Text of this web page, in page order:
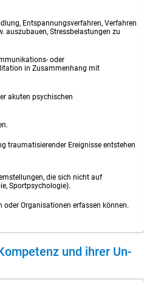
Entspannungsverfahren, Verfahren
auszubauen, Stressbelastungen zu
oder
in Zusammenhang mit
akuten psychischen
traumatisierender Ereignisse entstehen
die sich nicht auf
Sportpsychologie).
oder Organisationen erfassen können.
und ih­rer Un­